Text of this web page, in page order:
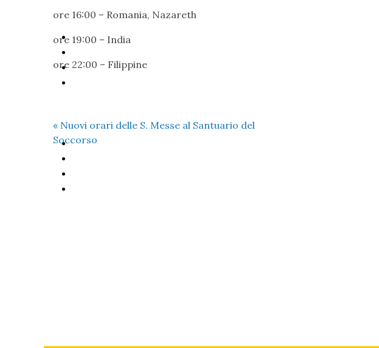
ore 16:00 – Romania, Nazareth
ore 19:00 – India
ore 22:00 – Filippine
« Nuovi orari delle S. Messe al Santuario del
Soccorso